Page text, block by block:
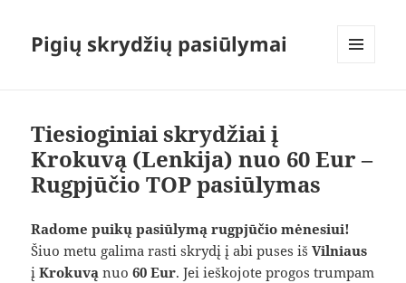
Pigių skrydžių pasiūlymai
Tiesioginiai skrydžiai į
Krokuvą (Lenkija) nuo 60 Eur –
Rugpjūčio TOP pasiūlymas
Radome puikų pasiūlymą rugpjūčio mėnesiui!
Šiuo metu galima rasti skrydį į abi puses išVilniaus
įKrokuvą nuo60 Eur. Jei ieškojote progos trumpam